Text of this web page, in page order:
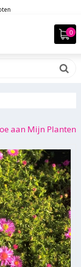
aan Mijn Planten